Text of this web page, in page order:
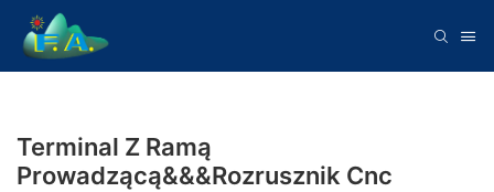
Terminal Z Ramą
Prowadzącą&&&rozrusznik Cnc